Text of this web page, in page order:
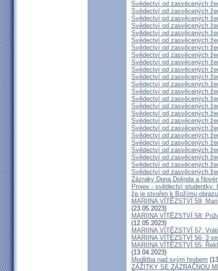
Svědectví od zasvěcených
Svědectví od zasvěcených
Svědectví od zasvěcených
Svědectví od zasvěcených
Svědectví od zasvěcených
Svědectví od zasvěcených
Svědectví od zasvěcených
Svědectví od zasvěcených
Svědectví od zasvěcených
Svědectví od zasvěcených
Svědectví od zasvěcených
Svědectví od zasvěcených
Svědectví od zasvěcených
Svědectví od zasvěcených
Svědectví od zasvěcených
Svědectví od zasvěcených
Svědectví od zasvěcených
Svědectví od zasvěcených
Svědectví od zasvěcených
Svědectví od zasvěcených
Svědectví od zasvěcených
Svědectví od zasvěcených
Svědectví od zasvěcených
Svědectví od zasvěcených
Zázraky Dona Dolinda a
Projev - svědectví studentky:
že je stvořen k Božímu obrazu
MARIINA VÍTĚZSTVÍ 59:
(23.05.2023)
MARIINA VÍTĚZSTVÍ 58:
(12.05.2023)
MARIINA VÍTĚZSTVÍ 57:
MARIINA VÍTĚZSTVÍ 56: 3
MARIINA VÍTĚZSTVÍ 55:
(13.04.2023)
Modlitba nad svým hrobem
ZÁŽITKY SE ZÁZRAČNOU